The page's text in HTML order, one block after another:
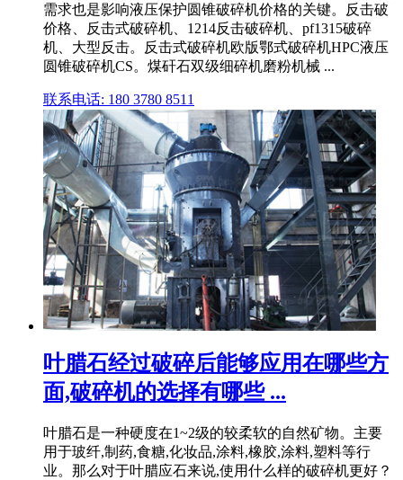
需求也是影响液压保护圆锥破碎机价格的关键。反击破
价格、反击式破碎机、1214反击破碎机、pf1315破碎
机、大型反击。反击式破碎机欧版鄂式破碎机HPC液压
圆锥破碎机CS。煤矸石双级细碎机磨粉机械 ...
联系电话: 180 3780 8511
叶腊石经过破碎后能够应用在哪些方
面,破碎机的选择有哪些 ...
叶腊石是一种硬度在1~2级的较柔软的自然矿物。主要
用于玻纤,制药,食糖,化妆品,涂料,橡胶,涂料,塑料等行
业。那么对于叶腊应石来说,使用什么样的破碎机更好？